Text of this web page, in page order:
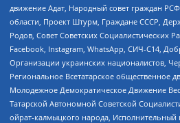
движение Адат, Народный совет граждан
области, Проект Штурм, Граждане СССР,
Родов, Совет Советских Социалистических
Facebook, Instagram, WhatsApp, СИЧ-С14,
Организации украинских националистов,
Региональное Всетатарское общественное
Молодежное Демократическое Движение
Татарской Автономной Советской
ойрат-калмыцкого народа, Исполнительный